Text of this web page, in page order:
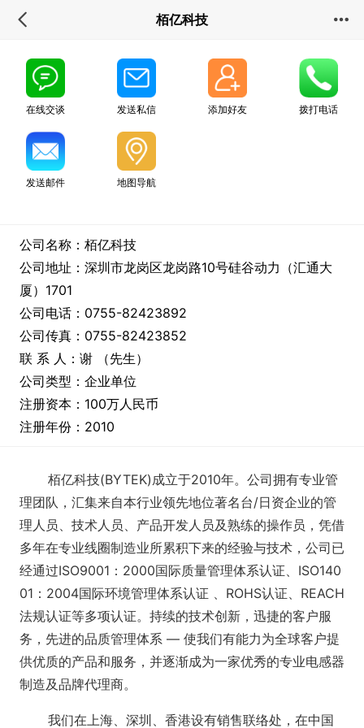
栢亿科技
在线交谈 发送私信 添加好友 拨打电话
发送邮件 地图导航
公司名称：栢亿科技
公司地址：深圳市龙岗区龙岗路10号硅谷动力（汇通大
厦）1701
公司电话：0755-82423892
公司传真：0755-82423852
联 系 人：谢 （先生）
公司类型：企业单位
注册资本：100万人民币
注册年份：2010
栢亿科技(BYTEK)成立于2010年。公司拥有专业管
理团队，汇集来自本行业领先地位著名台/日资企业的管
理人员、技术人员、产品开发人员及熟练的操作员，凭借
多年在专业线圈制造业所累积下来的经验与技术，公司已
经通过ISO9001：2000国际质量管理体系认证、ISO140
01：2004国际环境管理体系认证 、ROHS认证、REACH
法规认证等多项认证。 持续的技术创新，迅捷的客户服
务，先进的品质管理体系 — 使我们有能力为全球客户提
供优质的产品和服务，并逐渐成为一家优秀的专业电感器
制造及品牌代理商。
我们在上海、深圳、香港设有销售联络处，在中国